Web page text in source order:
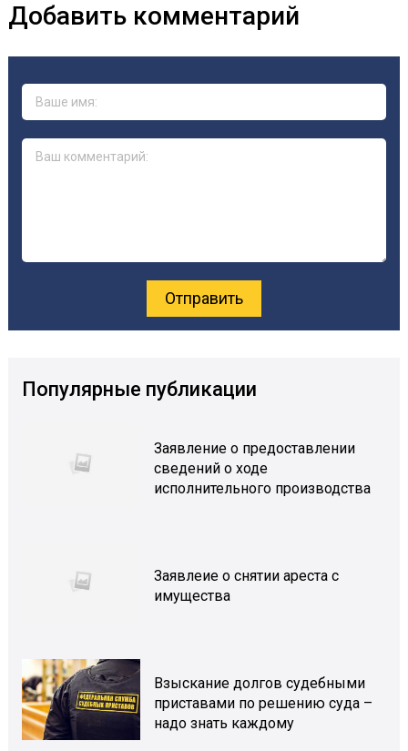
Добавить комментарий
Популярные публикации
Заявление о предоставлении
сведений о ходе
исполнительного производства
Заявлеие о снятии ареста с
имущества
Взыскание долгов судебными
приставами по решению суда –
надо знать каждому